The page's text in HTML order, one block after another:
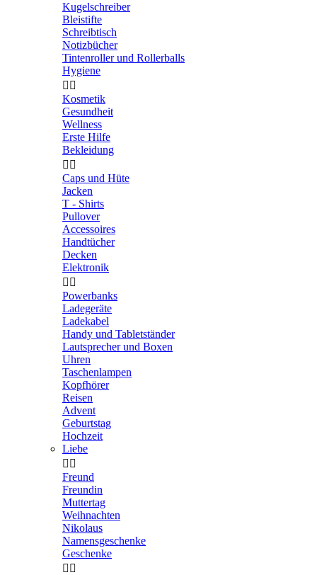
Kugelschreiber
Bleistifte
Schreibtisch
Notizbücher
Tintenroller und Rollerballs
Hygiene
 
Kosmetik
Gesundheit
Wellness
Erste Hilfe
Bekleidung
 
Caps und Hüte
Jacken
T - Shirts
Pullover
Accessoires
Handtücher
Decken
Elektronik
 
Powerbanks
Ladegeräte
Ladekabel
Handy und Tabletständer
Lautsprecher und Boxen
Uhren
Taschenlampen
Kopfhörer
Reisen
Advent
Geburtstag
Hochzeit
Liebe
 
Freund
Freundin
Muttertag
Weihnachten
Nikolaus
Namensgeschenke
Geschenke
 